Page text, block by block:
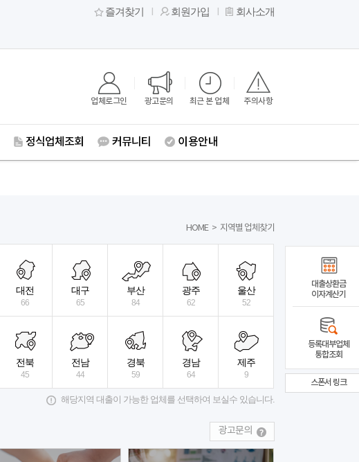
즐겨찾기 회원가입 회사소개
업체로그인 광고문의 최근 본 업체 주의사항
정식업체조회 커뮤니티 이용안내
HOME > 지역별 업체찾기
더플파이넨셜대부 상세보기
비대면 당
전국 페어
대전
66
대구
65
부산
84
광주
62
울산
52
전북
45
전남
44
경북
59
경남
64
제주
9
해당지역 대출이 가능한 업체를 선택하여 보실수 있습니다.
대출상환금
이자계산기
등록대부업체
통합조회
스폰서 링크
광고문의